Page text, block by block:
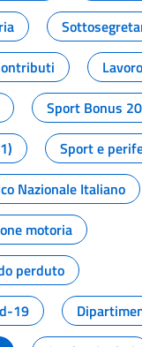
Sport Bonus
Sport e
Nazionale Italiano
motoria
perduto
19